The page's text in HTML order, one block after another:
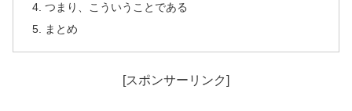
つまり、こういうことである
まとめ
[スポンサーリンク]